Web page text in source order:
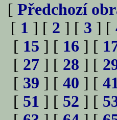
[ Předchozí
[ 1 ] [ 2 ] [ 3 ] [
[ 15 ] [ 16 ] [
[ 27 ] [ 28 ] [
[ 39 ] [ 40 ] [
[ 51 ] [ 52 ] [